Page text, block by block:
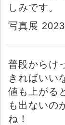
しみです。
写真展
普段からけ
きればいい
値も上がる
も出ないの
ね！